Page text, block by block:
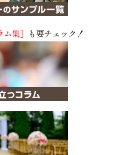
集］ も要チェック！